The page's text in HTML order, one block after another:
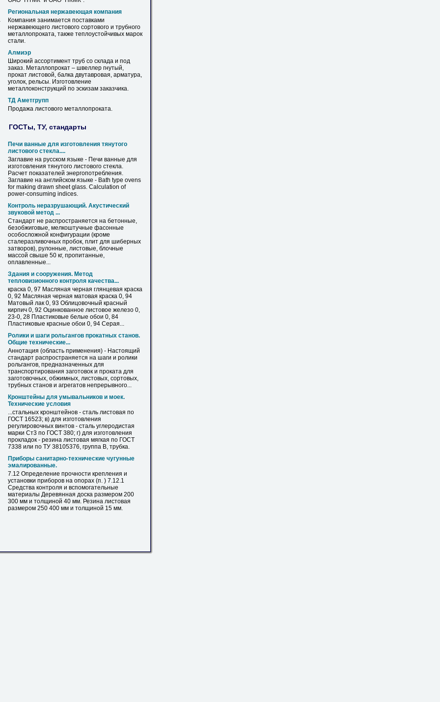
Региональная нержавеющая компания
Компания занимается поставками
нержавеющего листового сортового и трубного
металлопроката, также теплоустойчивых марок
стали.
Алмиэр
Широкий ассортимент труб со склада и под
заказ. Металлопрокат – швеллер гнутый,
прокат листовой, балка двутавровая, арматура,
уголок, рельсы. Изготовление
металлоконструкций по эскизам заказчика.
ТД Аметгрупп
Продажа листового металлопроката.
ГОСТы, ТУ, стандарты
Печи ванные для изготовления тянутого
листового стекла....
Заглавие на русском языке - Печи ванные для
изготовления тянутого листового стекла.
Расчет показателей энергопотребления.
Заглавие на английском языке - Bath type ovens
for making drawn sheet glass. Calculation of
power-consuming indices.
Контроль неразрушающий. Акустический
звуковой метод ...
Стандарт не распространяется на бетонные,
безобжиговые, мелкоштучные фасонные
особосложной конфигурации (кроме
сталеразливочных пробок, плит для шиберных
затворов), рулонные, листовые, блочные
массой свыше 50 кг, пропитанные,
оплавленные...
Здания и сооружения. Метод
тепловизионного контроля качества...
краска 0, 97 Масляная черная глянцевая краска
0, 92 Масляная черная матовая краска 0, 94
Матовый лак 0, 93 Облицовочный красный
кирпич 0, 92 Оцинкованное листовое железо 0,
23-0, 28 Пластиковые белые обои 0, 84
Пластиковые красные обои 0, 94 Серая...
Ролики и шаги рольгангов прокатных станов.
Общие технические...
Аннотация (область применения) - Настоящий
стандарт распространяется на шаги и ролики
рольгангов, предназначенных для
транспортирования заготовок и проката для
заготовочных, обжимных, листовых, сортовых,
трубных станов и агрегатов непрерывного...
Кронштейны для умывальников и моек.
Технические условия
...стальных кронштейнов - сталь листовая по
ГОСТ 16523; в) для изготовления
регулировочных винтов - сталь углеродистая
марки Ст3 по ГОСТ 380; г) для изготовления
прокладок - резина листовая мягкая по ГОСТ
7338 или по ТУ 38105376, группа В, трубка.
Приборы санитарно-технические чугунные
эмалированные.
7.12 Определение прочности крепления и
установки приборов на опорах (п. ) 7.12.1
Средства контроля и вспомогательные
материалы Деревянная доска размером 200
300 мм и толщиной 40 мм. Резина листовая
размером 250 400 мм и толщиной 15 мм.